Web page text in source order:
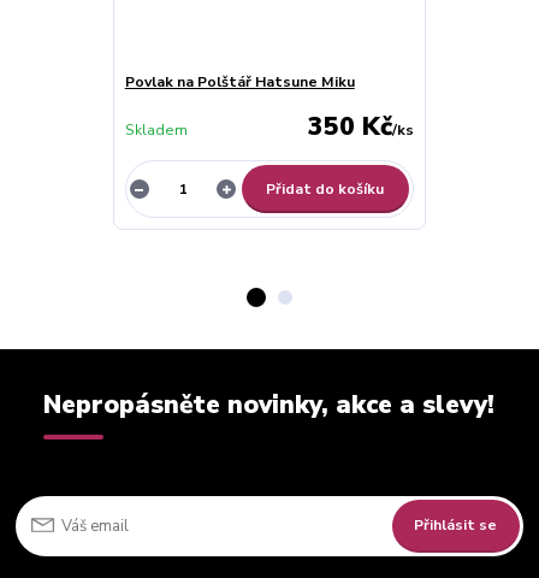
Povlak na Polštář Hatsune Miku
350 Kč/ks
Skladem
Přidat do košíku
Nepropásněte novinky, akce a slevy!
Přihlásit se